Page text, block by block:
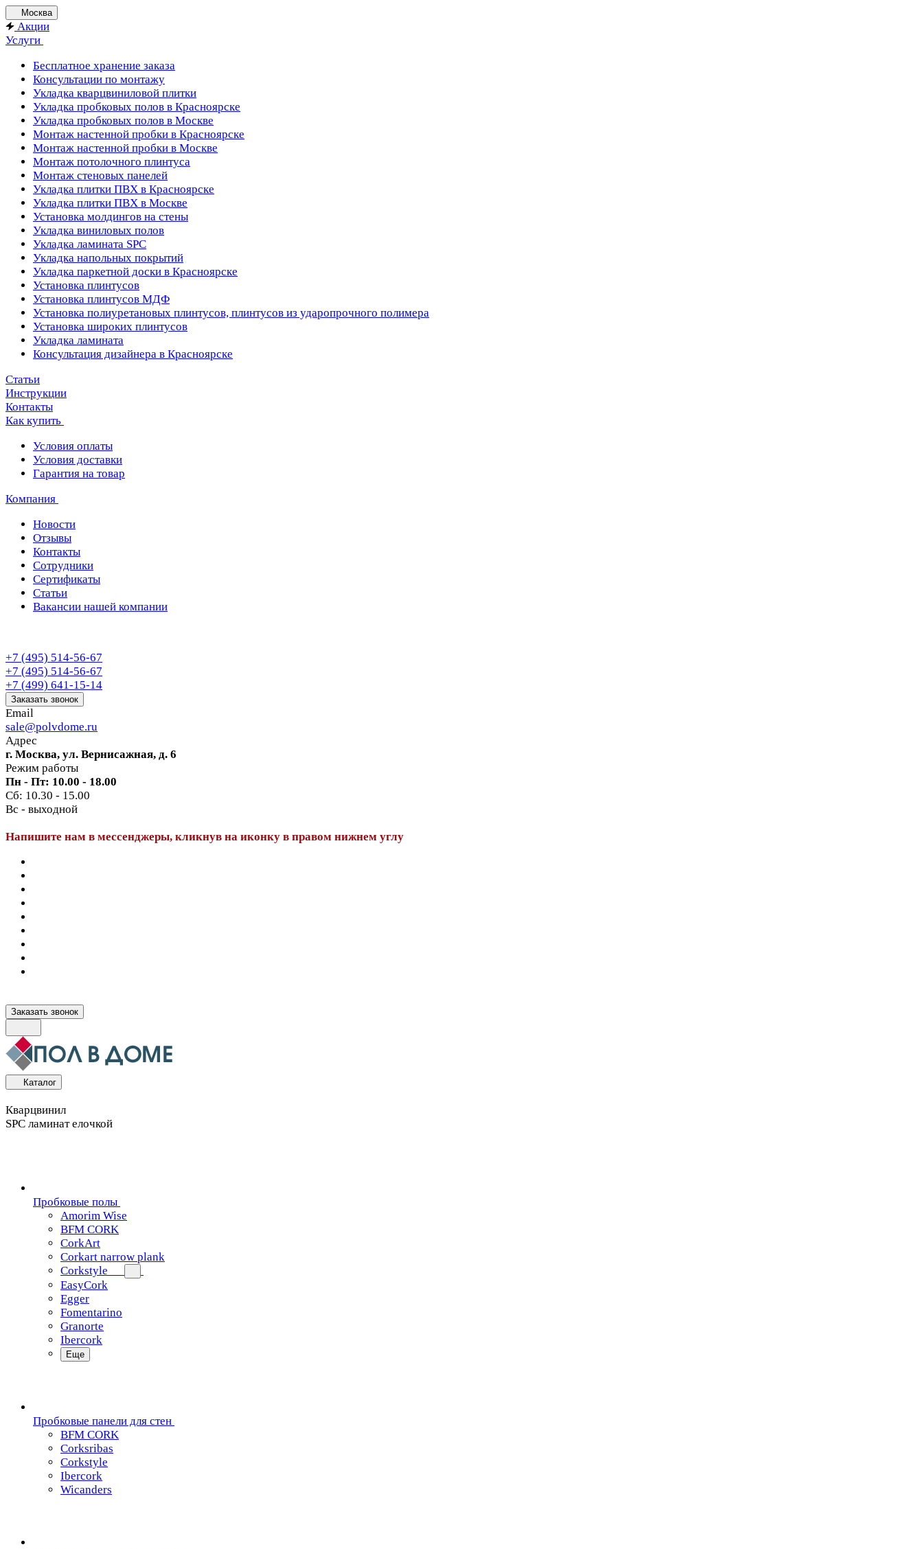
Москва
Акции
Услуги
Бесплатное хранение заказа
Консультации по монтажу
Укладка кварцвиниловой плитки
Укладка пробковых полов в Красноярске
Укладка пробковых полов в Москве
Монтаж настенной пробки в Красноярске
Монтаж настенной пробки в Москве
Монтаж потолочного плинтуса
Монтаж стеновых панелей
Укладка плитки ПВХ в Красноярске
Укладка плитки ПВХ в Москве
Установка молдингов на стены
Укладка виниловых полов
Укладка ламината SPC
Укладка напольных покрытий
Укладка паркетной доски в Красноярске
Установка плинтусов
Установка плинтусов МДФ
Установка полиуретановых плинтусов, плинтусов из ударопрочного полимера
Установка широких плинтусов
Укладка ламината
Консультация дизайнера в Красноярске
Статьи
Инструкции
Контакты
Как купить
Условия оплаты
Условия доставки
Гарантия на товар
Компания
Новости
Отзывы
Контакты
Сотрудники
Сертификаты
Статьи
Вакансии нашей компании
+7 (495) 514-56-67
+7 (495) 514-56-67
+7 (499) 641-15-14
Заказать звонок
Email
sale@polvdome.ru
Адрес
г. Москва, ул. Вернисажная, д. 6
Режим работы
Пн - Пт: 10.00 - 18.00
Сб: 10.30 - 15.00
Вс - выходной
Напишите нам в мессенджеры, кликнув на иконку в правом нижнем углу
Заказать звонок
Каталог
Кварцвинил
SPC ламинат елочкой
Пробковые полы
Amorim Wise
BFM CORK
CorkArt
Corkart narrow plank
Corkstyle
EasyCork
Egger
Fomentarino
Granorte
Ibercork
Еще
Пробковые панели для стен
BFM CORK
Corksribas
Corkstyle
Ibercork
Wicanders